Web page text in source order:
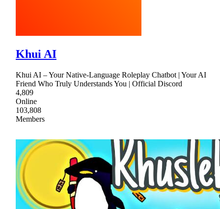
Khui AI
Khui AI – Your Native-Language Roleplay Chatbot | Your AI
Friend Who Truly Understands You | Official Discord
4,809
Online
103,808
Members